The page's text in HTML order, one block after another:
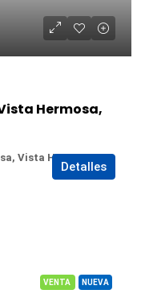
Hermosa,
Vista Hermosa,
Detalles
VENTA NUEVA